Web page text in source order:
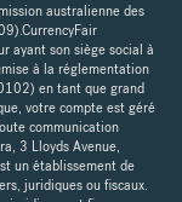
australienne des
ayant son siège social à
à la réglementation
en tant que grand
votre compte est géré
communication
3 Lloyds Avenue,
un établissement de
juridiques ou fiscaux.